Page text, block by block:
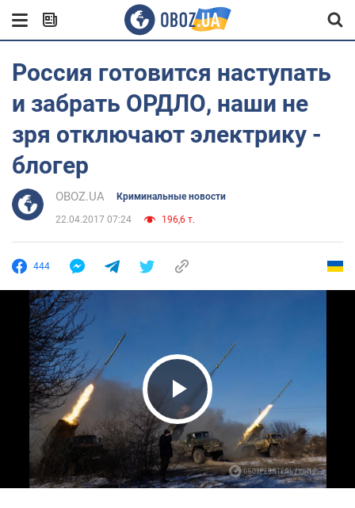
Россия готовится наступать
и забрать ОРДЛО, наши не
зря отключают электрику -
блогер
OBOZ.UA Криминальные новости
22.04.2017 07:24 196,6 т.
444
Play Video